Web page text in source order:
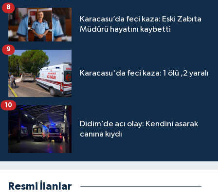
Karacasu’da feci kaza: Eski Zabıta
Müdürü hayatını kaybetti
8
Karacasu'da feci kaza: 1 ölü ,2 yaralı
9
Didim’de acı olay: Kendini asarak
canına kıydı
10
Resmi İlanlar